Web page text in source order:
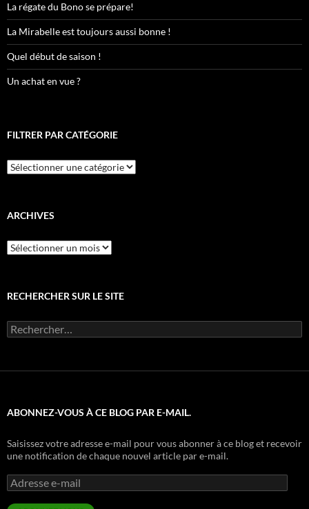
La régate du Bono se prépare!
La Mirabelle est toujours aussi bonne !
Quel début de saison !
Un achat en vue ?
FILTRER PAR CATÉGORIE
Filtrer
par
ARCHIVES
Archives
RECHERCHER SUR LE SITE
Rechercher :
ABONNEZ-VOUS À CE BLOG PAR E-MAIL.
Saisissez votre adresse e-mail pour vous abonner à ce blog et recevoir
une notification de chaque nouvel article par e-mail.
Adresse
e-
mail